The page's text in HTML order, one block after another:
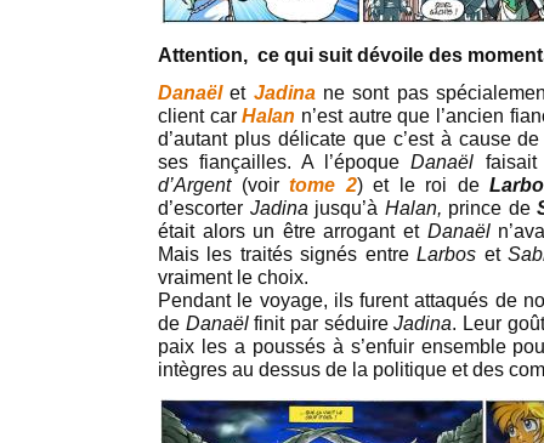
Attention, ce qui suit dévoile des
Danaëlet Jadinane sont pas
client carHalan n’est autre que l’ancien
d’autant plus délicate que c’est à cause
ses fiançailles. A l’époqueDanaël
d’Argent (voir tome 2) et le roi de
d’escorter Jadina jusqu’à Halan, prince de
était alors un être arrogant et Danaël
Mais les traités signés entreLarbos et
vraiment le choix.
Pendant le voyage, ils furent attaqués de
de Danaëlfinit par séduireJadina. Leur
paix les a poussés à s’enfuir ensemble
intègres au dessus de la politique et des